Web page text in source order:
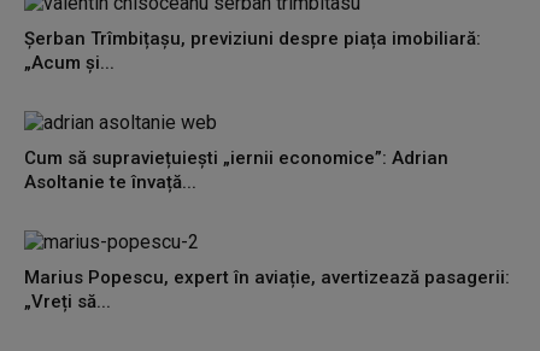
Șerban Trîmbițașu, previziuni despre piața imobiliară:
„Acum și...
Cum să supraviețuiești „iernii economice”: Adrian
Asoltanie te învață...
Marius Popescu, expert în aviație, avertizează pasagerii:
„Vreți să...